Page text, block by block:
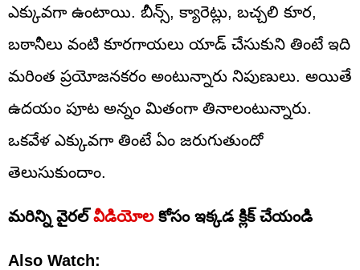
ఎక్కువగా ఉంటాయి. బీన్స్, క్యారెట్లు, బచ్చలి కూర,
బఠానీలు వంటి కూరగాయలు యాడ్ చేసుకుని తింటే ఇది
మరింత ప్రయోజనకరం అంటున్నారు నిపుణులు. అయితే
ఉదయం పూట అన్నం మితంగా తినాలంటున్నారు.
ఒకవేళ ఎక్కువగా తింటే ఏం జరుగుతుందో
తెలుసుకుందాం.
మరిన్ని వైరల్ వీడియోలకోసం ఇక్కడ క్లిక్ చేయండి
Also Watch: